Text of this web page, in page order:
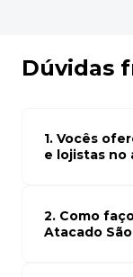
Dúvidas
1. Vocês
e lojistas no
atacado
para seu
2. Como
Atacado